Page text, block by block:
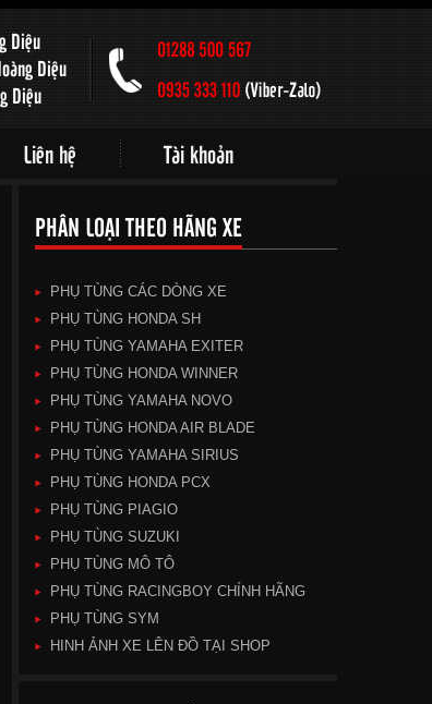
Diệu
Diệu
Diệu
Liên hệ Tài khoản
PHÂN LOẠI THEO HÃNG XE
PHỤ TÙNG CÁC DÒNG XE
PHỤ TÙNG HONDA SH
PHỤ TÙNG YAMAHA EXITER
PHỤ TÙNG HONDA WINNER
PHỤ TÙNG YAMAHA NOVO
PHỤ TÙNG HONDA AIR BLADE
PHỤ TÙNG YAMAHA SIRIUS
PHỤ TÙNG HONDA PCX
PHỤ TÙNG PIAGIO
PHỤ TÙNG SUZUKI
PHỤ TÙNG MÔ TÔ
PHỤ TÙNG RACINGBOY CHÍNH HÃNG
PHỤ TÙNG SYM
HINH ẢNH XE LÊN ĐỒ TẠI SHOP